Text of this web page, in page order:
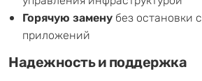
Горячую замену без остановки
приложений
Надежность и поддержка